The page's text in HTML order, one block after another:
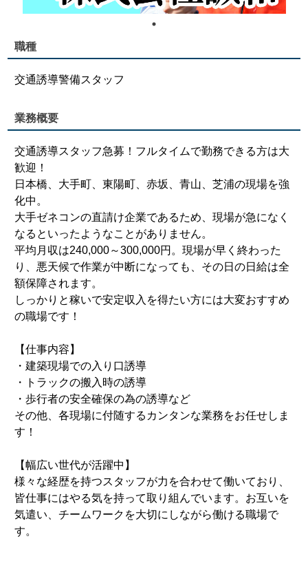
職種
交通誘導警備スタッフ
業務概要
交通誘導スタッフ急募！フルタイムで勤務できる方は大
歓迎！
日本橋、大手町、東陽町、赤坂、青山、芝浦の現場を強
化中。
大手ゼネコンの直請け企業であるため、現場が急になく
なるといったようなことがありません。
平均月収は240,000～300,000円。現場が早く終わった
り、悪天候で作業が中断になっても、その日の日給は全
額保障されます。
しっかりと稼いで安定収入を得たい方には大変おすすめ
の職場です！
【仕事内容】
・建築現場での入り口誘導
・トラックの搬入時の誘導
・歩行者の安全確保の為の誘導など
その他、各現場に付随するカンタンな業務をお任せしま
す！
【幅広い世代が活躍中】
様々な経歴を持つスタッフが力を合わせて働いており、
皆仕事にはやる気を持って取り組んでいます。お互いを
気遣い、チームワークを大切にしながら働ける職場で
す。